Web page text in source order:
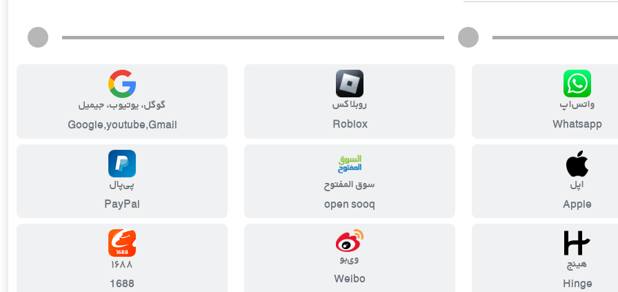
واتس‌اپ
Whatsapp
روبلاکس
Roblox
گوگل، یوتیوب، جیمیل
Google,youtube,Gmail
اپل
Apple
سوق المفتوح
open sooq
پی‌پال
PayPal
هینج
Hinge
وی‌بو
Weibo
۱۶۸۸
1688